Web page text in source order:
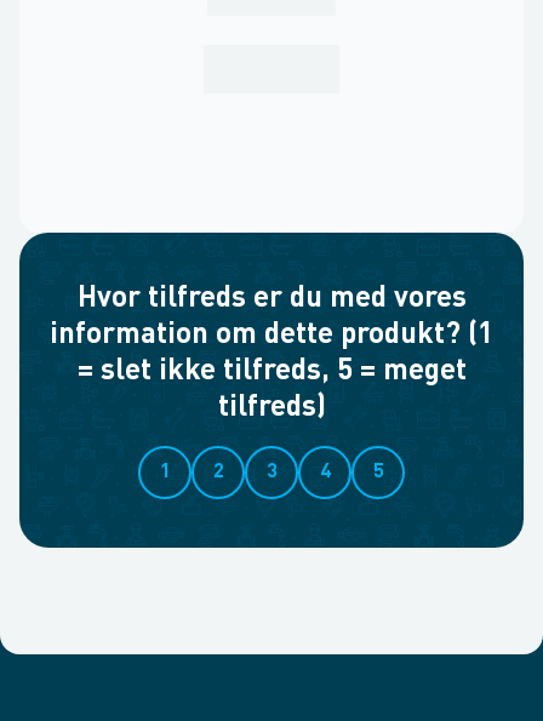
Hvor tilfreds er du med vores
information om dette produkt? (1
= slet ikke tilfreds, 5 = meget
tilfreds)
1 2 3 4 5